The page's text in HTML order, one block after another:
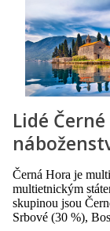
Lidé
Černá Hora je
multietnickým
skupinou jsou
Srbové (30 %),